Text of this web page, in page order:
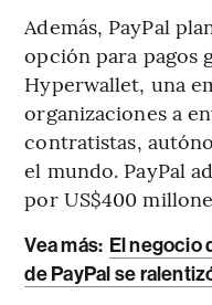
Además, PayPal
opción para pagos
Hyperwallet, una
organizaciones a
contratistas,
el mundo. PayPal
por US$400
Vea más: El negocio
de PayPal se